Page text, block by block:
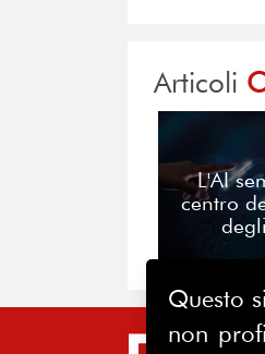
Articoli
L'AI
centro
Questo
non